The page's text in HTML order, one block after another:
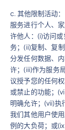
c. 其他限制活动
服务进行个人、
许他人：(i)访问
务；(ii)复制、复
分发任何数据、
许；(iii)作为服务
议授予您的任何
或禁止的功能；
明确允许；(vii)执
我们其他用户使
例的大负荷；或